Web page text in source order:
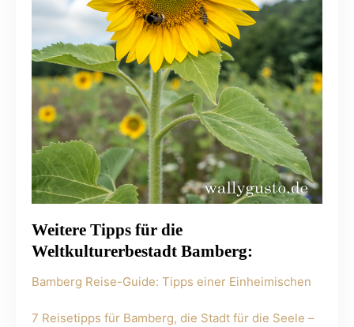
Weitere Tipps für die
Weltkulturerbestadt Bamberg:
Bamberg Reise-Guide: Tipps einer Einheimischen
7 Reisetipps für Bamberg, die Stadt für die Seele –